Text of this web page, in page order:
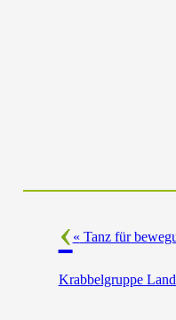
« Tanz für
Krabbelgruppe